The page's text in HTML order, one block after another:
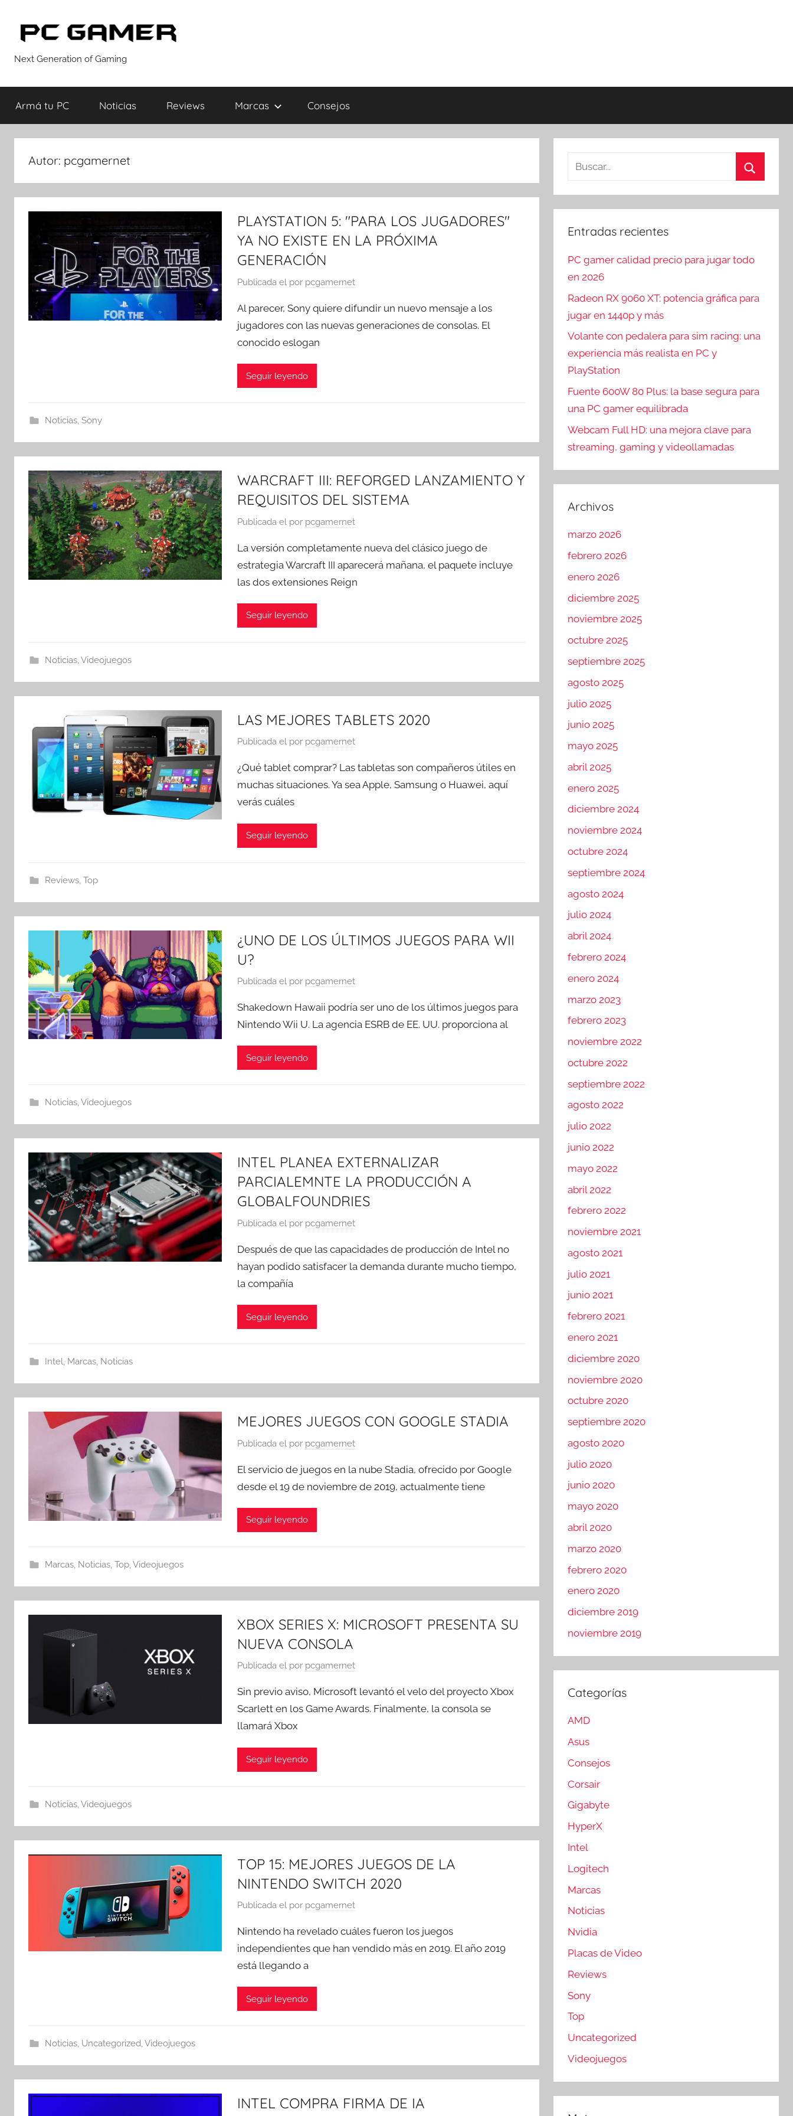
contenido
PC
GAMER
Next Generation of Gaming
Armá tu PC Noticias Reviews Marcas Consejos
Autor: pcgamernet
PLAYSTATION 5: "PARA LOS JUGADORES"
YA NO EXISTE EN LA PRÓXIMA
GENERACIÓN
Publicada el por pcgamernet
Al parecer, Sony quiere difundir un nuevo mensaje a los
jugadores con las nuevas generaciones de consolas. El
conocido eslogan
Seguir leyendo
Noticias, Sony
WARCRAFT III: REFORGED LANZAMIENTO Y
REQUISITOS DEL SISTEMA
Publicada el por pcgamernet
La versión completamente nueva del clásico juego de
estrategia Warcraft III aparecerá mañana, el paquete incluye
las dos extensiones Reign
Seguir leyendo
Noticias,Videojuegos
LAS MEJORES TABLETS 2020
Publicada el por pcgamernet
¿Qué tablet comprar? Las tabletas son compañeros útiles en
muchas situaciones. Ya sea Apple, Samsung o Huawei, aquí
verás cuáles
Seguir leyendo
Reviews, Top
¿UNO DE LOS ÚLTIMOS JUEGOS PARA WII
U?
Publicada el por pcgamernet
Shakedown Hawaii podría ser uno de los últimos juegos para
Nintendo Wii U. La agencia ESRB de EE. UU. proporciona al
Seguir leyendo
Noticias,Videojuegos
INTEL PLANEA EXTERNALIZAR
PARCIALEMNTE LA PRODUCCIÓN A
GLOBALFOUNDRIES
Publicada el por pcgamernet
Después de que las capacidades de producción de Intel no
hayan podido satisfacer la demanda durante mucho tiempo,
la compañía
Seguir leyendo
Intel, Marcas, Noticias
MEJORES JUEGOS CON GOOGLE STADIA
Publicada el por pcgamernet
El servicio de juegos en la nube Stadia, ofrecido por Google
desde el 19 de noviembre de 2019, actualmente tiene
Seguir leyendo
Marcas, Noticias, Top,Videojuegos
XBOX SERIES X: MICROSOFT PRESENTA SU
NUEVA CONSOLA
Publicada el por pcgamernet
Sin previo aviso, Microsoft levantó el velo del proyecto Xbox
Scarlett en los Game Awards. Finalmente, la consola se
llamará Xbox
Seguir leyendo
Noticias,Videojuegos
TOP 15: MEJORES JUEGOS DE LA
NINTENDO SWITCH 2020
Publicada el por pcgamernet
Nintendo ha revelado cuáles fueron los juegos
independientes que han vendido más en 2019. El año 2019
está llegando a
Seguir leyendo
Noticias, Uncategorized,Videojuegos
INTEL COMPRA FIRMA DE IA
Buscar:
Entradas recientes
PC gamer calidad precio para jugar todo
en 2026
Radeon RX 9060 XT: potencia gráfica para
jugar en 1440p y más
Volante con pedalera para sim racing: una
experiencia más realista en PC y
PlayStation
Fuente 600W 80 Plus: la base segura para
una PC gamer equilibrada
Webcam Full HD: una mejora clave para
streaming, gaming y videollamadas
Archivos
marzo 2026
febrero 2026
enero 2026
diciembre 2025
noviembre 2025
octubre 2025
septiembre 2025
agosto 2025
julio 2025
junio 2025
mayo 2025
abril 2025
enero 2025
diciembre 2024
noviembre 2024
octubre 2024
septiembre 2024
agosto 2024
julio 2024
abril 2024
febrero 2024
enero 2024
marzo 2023
febrero 2023
noviembre 2022
octubre 2022
septiembre 2022
agosto 2022
julio 2022
junio 2022
mayo 2022
abril 2022
febrero 2022
noviembre 2021
agosto 2021
julio 2021
junio 2021
febrero 2021
enero 2021
diciembre 2020
noviembre 2020
octubre 2020
septiembre 2020
agosto 2020
julio 2020
junio 2020
mayo 2020
abril 2020
marzo 2020
febrero 2020
enero 2020
diciembre 2019
noviembre 2019
Categorías
AMD
Asus
Consejos
Corsair
Gigabyte
HyperX
Intel
Logitech
Marcas
Noticias
Nvidia
Placas de Video
Reviews
Sony
Top
Uncategorized
Videojuegos